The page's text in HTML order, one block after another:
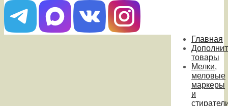
Главная
товары
Мелки,
меловые
маркеры
и